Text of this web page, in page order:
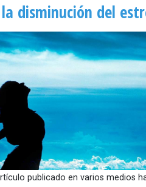
disminución del
publicado en varios medios